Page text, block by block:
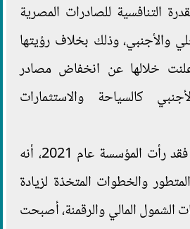
التنافسية للصادرات المصرية
والأجنبي، وذلك بخلاف رؤيتها
أعلنت خلالها عن انخفاض مصادر
كالسياحة والاستثمارات
وبشأن النشاط المالي فقد رأت المؤسسة عام 2021، أنه
والخطوات المتخذة لزيادة
الشمول المالي والرقمنة، أصبحت